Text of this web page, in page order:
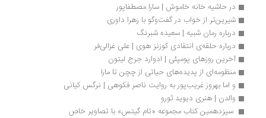
در حاشیه خانه خاموش | سارا مصطفاپور
شیرین‌تر از خواب در گفت‌وگو با زهرا داوری
درباره رمان شبیه | سعیده شبرنگ
درباره حلقه‌ی انتقادی کوزنز هوی | علی غزالی‌فر
آخرین روزهای پومپئی | ادوارد جرج لیتون
منظومه‌ای از پدیده‌های حیاتی از چچن تا مارا
و اما بهروز غریب‌پور به روایت ناصر فکوهی | نرگس کیانی
والدن | هنری دیوید ثورو
سیزدهمین کتاب مجموعه «تام گیتس» با تصاویر خاص